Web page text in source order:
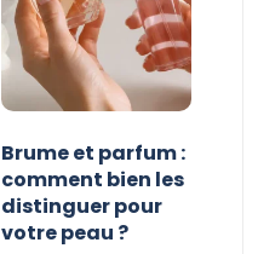
Brume et parfum :
comment bien les
distinguer pour
votre peau ?